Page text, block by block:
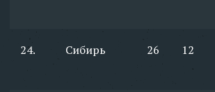
24. Сибирь 26 12